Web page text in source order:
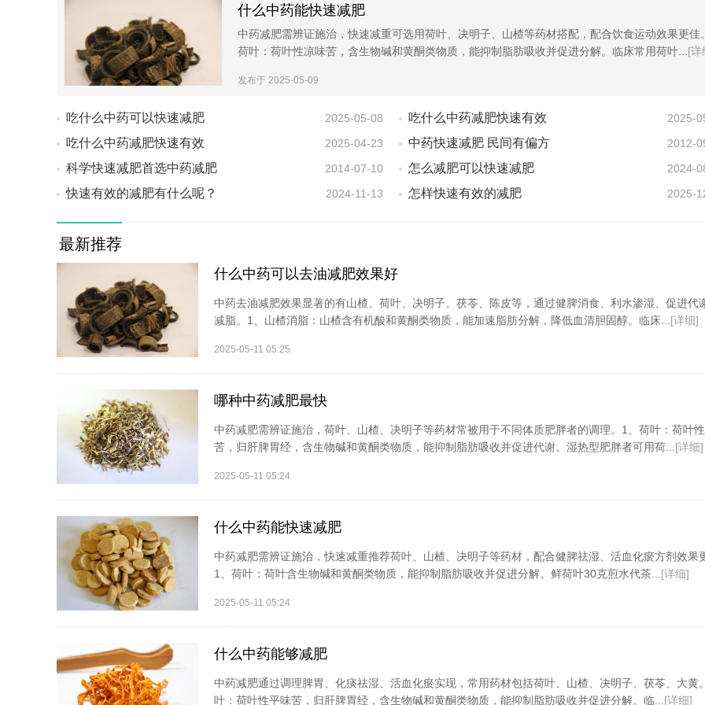
什么中药能快速减肥
中药减肥需辨证施治，快速减重可选用荷叶、决明子、山楂等药材搭配，配合饮食运动效果更佳
荷叶：荷叶性凉味苦，含生物碱和黄酮类物质，能抑制脂肪吸收并促进分解。临床常用荷叶... [详
发布于 2025-05-09
吃什么中药可以快速减肥 2025-05-08 吃什么中药减肥快速有效 2025-
吃什么中药减肥快速有效 2025-04-23 中药快速减肥 民间有偏方 2012-
科学快速减肥首选中药减肥 2014-07-10 怎么减肥可以快速减肥 2024-
快速有效的减肥有什么呢？ 2024-11-13 怎样快速有效的减肥 2025-
最新推荐
什么中药可以去油减肥效果好
中药去油减肥效果显著的有山楂、荷叶、决明子、茯苓、陈皮等，通过健脾消食、利水渗湿、促进代
减脂。1、山楂消脂：山楂含有机酸和黄酮类物质，能加速脂肪分解，降低血清胆固醇。临床... [详细]
2025-05-11 05:25
哪种中药减肥最快
中药减肥需辨证施治，荷叶、山楂、决明子等药材常被用于不同体质肥胖者的调理。1、荷叶：荷叶
苦，归肝脾胃经，含生物碱和黄酮类物质，能抑制脂肪吸收并促进代谢。湿热型肥胖者可用荷... [详细]
2025-05-11 05:24
什么中药能快速减肥
中药减肥需辨证施治，快速减重推荐荷叶、山楂、决明子等药材，配合健脾祛湿、活血化瘀方剂效果
1、荷叶：荷叶含生物碱和黄酮类物质，能抑制脂肪吸收并促进分解。鲜荷叶30克煎水代茶... [详细]
2025-05-11 05:24
什么中药能够减肥
中药减肥通过调理脾胃、化痰祛湿、活血化瘀实现，常用药材包括荷叶、山楂、决明子、茯苓、大黄
叶：荷叶性平味苦，归肝脾胃经，含生物碱和黄酮类物质，能抑制脂肪吸收并促进分解。临... [详细]